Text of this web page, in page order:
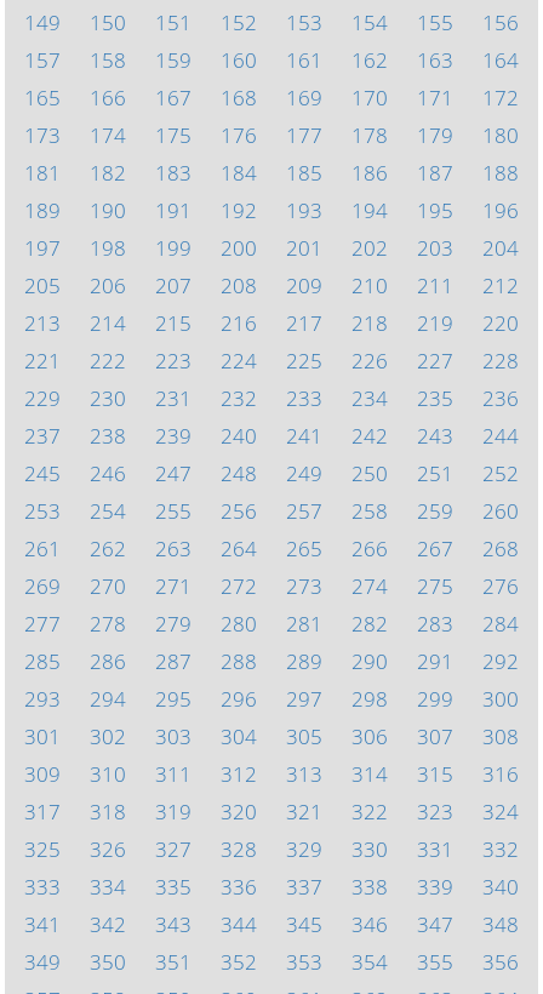
149
150 151 152 153 154 155
156
157
158 159 160 161 162 163
164
165
166 167 168 169 170 171
172
173
174 175 176 177 178 179
180
181
182 183 184 185 186 187
188
189
190 191 192 193 194 195
196
197
198 199 200 201 202 203
204
205
206 207 208 209 210 211
212
213
214 215 216 217 218 219
220
221
222 223 224 225 226 227
228
229
230 231 232 233 234 235
236
237
238 239 240 241 242 243
244
245
246 247 248 249 250 251
252
253
254 255 256 257 258 259
260
261
262 263 264 265 266 267
268
269
270 271 272 273 274 275
276
277
278 279 280 281 282 283
284
285
286 287 288 289 290 291
292
293
294 295 296 297 298 299
300
301
302 303 304 305 306 307
308
309
310 311 312 313 314 315
316
317
318 319 320 321 322 323
324
325
326 327 328 329 330 331
332
333
334 335 336 337 338 339
340
341
342 343 344 345 346 347
348
349
350 351 352 353 354 355
356